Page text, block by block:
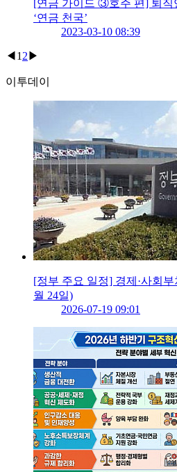
[연금 가이드 ③호주 편] 퇴직
‘연금 천국’
2023-03-10 08:39
◀ 1 2 ▶
이투데이
[정부 주요 일정] 경제·사회
월 24일)
2026-07-19 09:01